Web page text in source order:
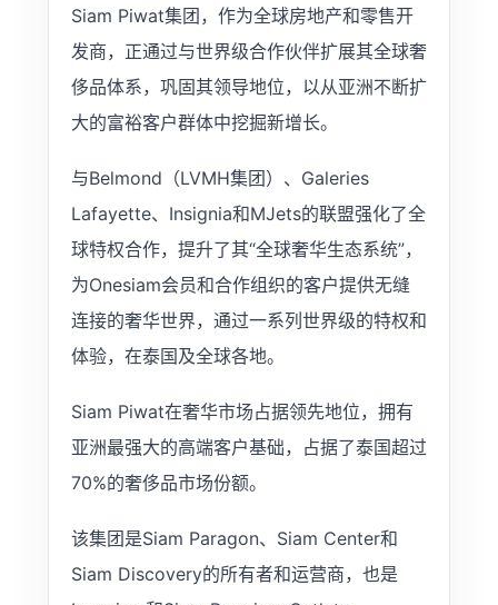
Siam Piwat集团，作为全球房地产和零售开
发商，正通过与世界级合作伙伴扩展其全球奢
侈品体系，巩固其领导地位，以从亚洲不断扩
大的富裕客户群体中挖掘新增长。
与Belmond（LVMH集团）、Galeries
Lafayette、Insignia和MJets的联盟强化了全
球特权合作，提升了其“全球奢华生态系统”，
为Onesiam会员和合作组织的客户提供无缝
连接的奢华世界，通过一系列世界级的特权和
体验，在泰国及全球各地。
Siam Piwat在奢华市场占据领先地位，拥有
亚洲最强大的高端客户基础，占据了泰国超过
70%的奢侈品市场份额。
该集团是Siam Paragon、Siam Center和
Siam Discovery的所有者和运营商，也是